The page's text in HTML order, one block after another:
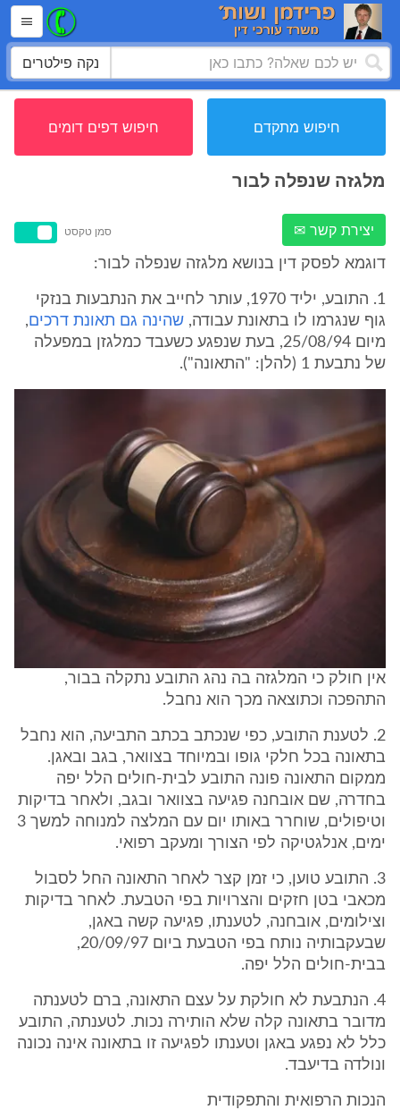
נקה פילטרים
חיפוש מתקדם חיפוש דפים דומים
מלגזה שנפלה לבור
יצירת קשר ✉ סמן טקסט
דוגמא לפסק דין בנושא מלגזה שנפלה לבור:
1. התובע, יליד 1970, עותר לחייב את הנתבעות בנזקי
גוף שנגרמו לו בתאונת עבודה, שהינה גם תאונת דרכים,
מיום 25/08/94, בעת שנפגע כשעבד כמלגזן במפעלה
של נתבעת 1 (להלן: "התאונה").
אין חולק כי המלגזה בה נהג התובע נתקלה בבור,
התהפכה וכתוצאה מכך הוא נחבל.
2. לטענת התובע, כפי שנכתב בכתב התביעה, הוא נחבל
בתאונה בכל חלקי גופו ובמיוחד בצוואר, בגב ובאגן.
ממקום התאונה פונה התובע לבית-חולים הלל יפה
בחדרה, שם אובחנה פגיעה בצוואר ובגב, ולאחר בדיקות
וטיפולים, שוחרר באותו יום עם המלצה למנוחה למשך 3
ימים, אנלגטיקה לפי הצורך ומעקב רפואי.
3. התובע טוען, כי זמן קצר לאחר התאונה החל לסבול
מכאבי בטן חזקים והצרויות בפי הטבעת. לאחר בדיקות
וצילומים, אובחנה, לטענתו, פגיעה קשה באגן,
שבעקבותיה נותח בפי הטבעת ביום 20/09/97,
בבית-חולים הלל יפה.
4. הנתבעת לא חולקת על עצם התאונה, ברם לטענתה
מדובר בתאונה קלה שלא הותירה נכות. לטענתה, התובע
כלל לא נפגע באגן וטענתו לפגיעה זו בתאונה אינה נכונה
ונולדה בדיעבד.
הנכות הרפואית והתפקודית